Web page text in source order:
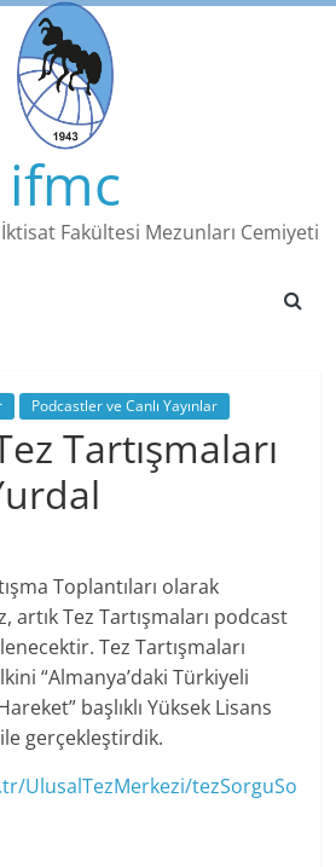
ifmc
Fakültesi Mezunları Cemiyeti
Podcastler ve Canlı Yayınlar
Tartışmaları
Toplantıları olarak
artık Tez Tartışmaları podcast
Tez Tartışmaları
“Almanya’daki Türkiyeli
başlıklı Yüksek Lisans
gerçekleştirdik.
UlusalTezMerkezi/tezSorguSo